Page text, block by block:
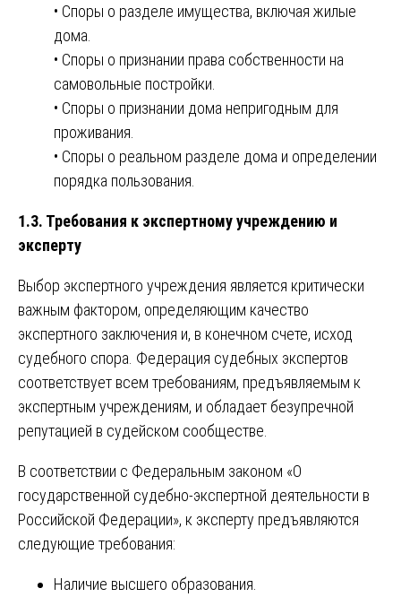
• Споры о разделе имущества, включая жилые
дома.
• Споры о признании права собственности на
самовольные постройки.
• Споры о признании дома непригодным для
проживания.
• Споры о реальном разделе дома и определении
порядка пользования.
1.3. Требования к экспертному учреждению и
эксперту
Выбор экспертного учреждения является критически
важным фактором, определяющим качество
экспертного заключения и, в конечном счете, исход
судебного спора. Федерация судебных экспертов
соответствует всем требованиям, предъявляемым к
экспертным учреждениям, и обладает безупречной
репутацией в судейском сообществе.
В соответствии с Федеральным законом «О
государственной судебно-экспертной деятельности в
Российской Федерации», к эксперту предъявляются
следующие требования:
Наличие высшего образования.